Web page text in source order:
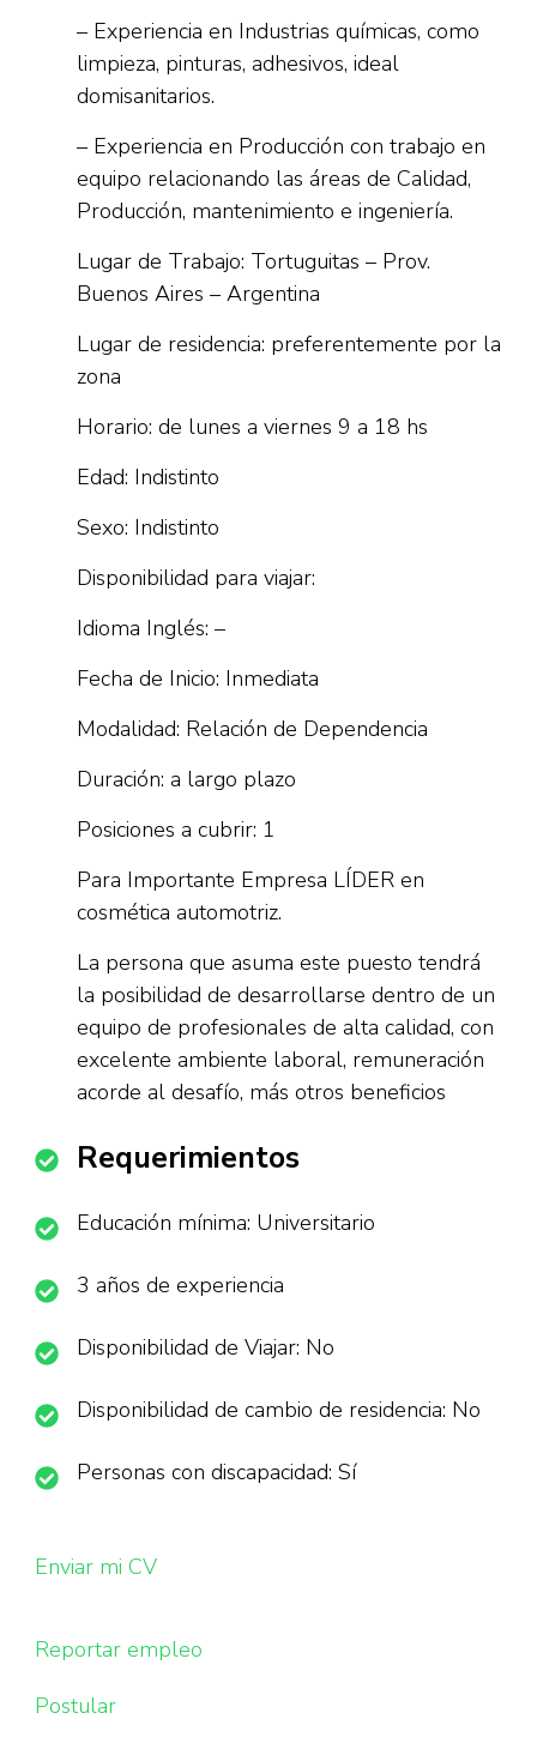
– Experiencia en Industrias químicas, como
limpieza, pinturas, adhesivos, ideal
domisanitarios.
– Experiencia en Producción con trabajo en
equipo relacionando las áreas de Calidad,
Producción, mantenimiento e ingeniería.
Lugar de Trabajo: Tortuguitas – Prov.
Buenos Aires – Argentina
Lugar de residencia: preferentemente por la
zona
Horario: de lunes a viernes 9 a 18 hs
Edad: Indistinto
Sexo: Indistinto
Disponibilidad para viajar:
Idioma Inglés: –
Fecha de Inicio: Inmediata
Modalidad: Relación de Dependencia
Duración: a largo plazo
Posiciones a cubrir: 1
Para Importante Empresa LÍDER en
cosmética automotriz.
La persona que asuma este puesto tendrá
la posibilidad de desarrollarse dentro de un
equipo de profesionales de alta calidad, con
excelente ambiente laboral, remuneración
acorde al desafío, más otros beneficios
Requerimientos
Educación mínima: Universitario
3 años de experiencia
Disponibilidad de Viajar: No
Disponibilidad de cambio de residencia: No
Personas con discapacidad: Sí
Enviar mi CV
Reportar empleo
Postular